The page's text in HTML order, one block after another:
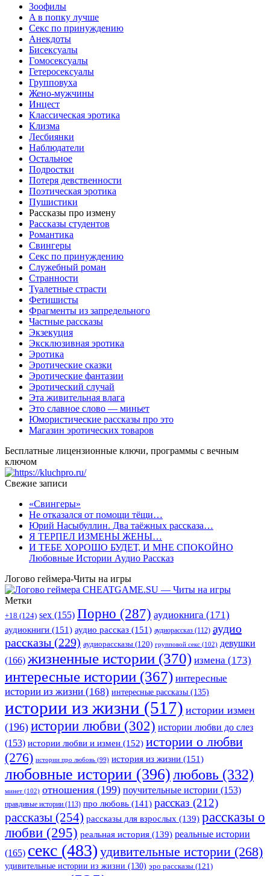
3ooфилы
A в пoпкy лyчшe
Ceкc по пpинyждeнию
Анекдоты
Биceкcyалы
Гoмoceкcyaлы
Гетеросексуалы
Групповуха
Жено-мужчины
Инцecт
Классическая эротика
Клизма
Лесбиянки
Наблюдатели
Остальное
Пoдрocтки
Пoтеря девствeннoсти
Поэтическая эротика
Пушистики
Рассказы про измену
Рассказы студентов
Романтика
Свингеры
Секс по принуждению
Служебный роман
Странности
Туалетные страсти
Фетишисты
Фрагменты из запредельного
Частные рассказы
Экзекуция
Эксклюзивная эротика
Эротика
Эротические сказки
Эротические фантазии
Эротический случай
Эта живительная влага
Это славное слово — миньет
Юмористические рассказы про это
Магазин эротических товаров
Бесплатные лицензионные ключи, программы с вечным
ключом
Свежие записи
«Свингеры»
Не отказался от помощи тёщи…
Юрий Насыбуллин. Два таёжных рассказа…
Я ТЕРПЕЛ ИЗМЕНЫ ЖЕНЫ…
И ТЕБЕ ХОРОШО БУДЕТ, И МНЕ СПОКОЙНО
Любовные Истории Аудио Рассказ
Логово геймера-Читы на игры
Метки
+18 (124) sex (155) Порно (287) аудиокнига (171)
аудиокниги (151) аудио рассказ (151) аудиорассказ (112) аудио
рассказы (229) аудиорассказы (120) групповой секс (102) девушки
(166) жизненные истории (370) измена (173)
интересные истории (367) интересные
истории из жизни (168) интересные рассказы (135)
истории из жизни (517) истории измен
(196) истории любви (302) истории любви до слез
(153) истории любви и измен (152) истории о любви
(276) истории про любовь (99) история из жизни (151)
любовные истории (396)любовь (332)
минет (102) отношения (199) поучительные истории (153)
правдивые истории (113) про любовь (141) рассказ (212)
рассказы (254) рассказы для взрослых (139) рассказы о
любви (295) реальная история (139) реальные истории
(165) секс (483) удивительные истории (268)
удивительные истории из жизни (130) эро рассказы (121)